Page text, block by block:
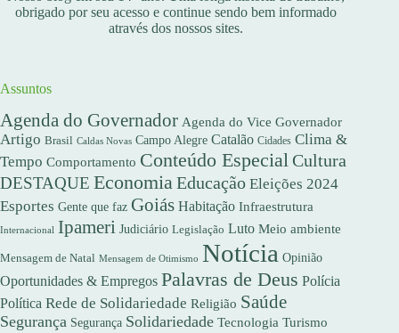
obrigado por seu acesso e continue sendo bem informado
através dos nossos sites.
Assuntos
Agenda do Governador Agenda do Vice Governador
Artigo Brasil Caldas Novas Campo Alegre Catalão Cidades Clima &
Tempo Comportamento Conteúdo EspecialCultura
DESTAQUE EconomiaEducação Eleições 2024
Esportes Gente que faz Goiás Habitação Infraestrutura
Internacional Ipameri Judiciário Legislação Luto Meio ambiente
Mensagem de Natal Mensagem de Otimismo Notícia Opinião
Oportunidades & Empregos Palavras de Deus Polícia
Política Rede de Solidariedade Religião Saúde
Segurança Segurança Solidariedade Tecnologia Turismo